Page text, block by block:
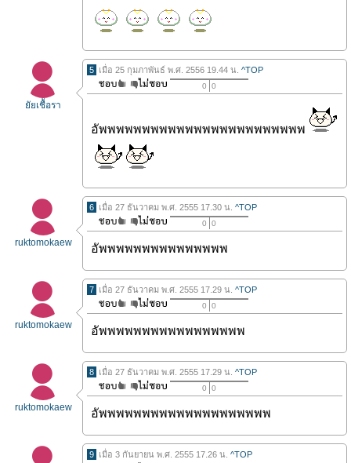
ยัยเชื้อรา
5 เมื่อ 25 กุมภาพันธ์ พ.ศ. 2556 19.44 น. ^TOP
0 0
อัพพพพพพพพพพพพพพพพพพพพพพพพ
ruktomokaew
6 เมื่อ 27 ธันวาคม พ.ศ. 2555 17.30 น. ^TOP
0 0
อัพพพพพพพพพพพพพพพ
ruktomokaew
7 เมื่อ 27 ธันวาคม พ.ศ. 2555 17.29 น. ^TOP
0 0
อัพพพพพพพพพพพพพพพพพ
ruktomokaew
8 เมื่อ 27 ธันวาคม พ.ศ. 2555 17.29 น. ^TOP
0 0
อัพพพพพพพพพพพพพพพพพพพพ
9 เมื่อ 3 กันยายน พ.ศ. 2555 17.26 น. ^TOP